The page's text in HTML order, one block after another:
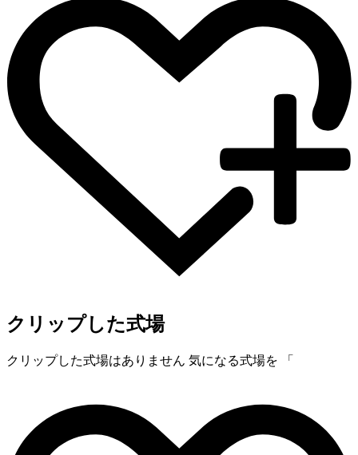
クリップした式場
クリップした式場はありません 気になる式場を 「